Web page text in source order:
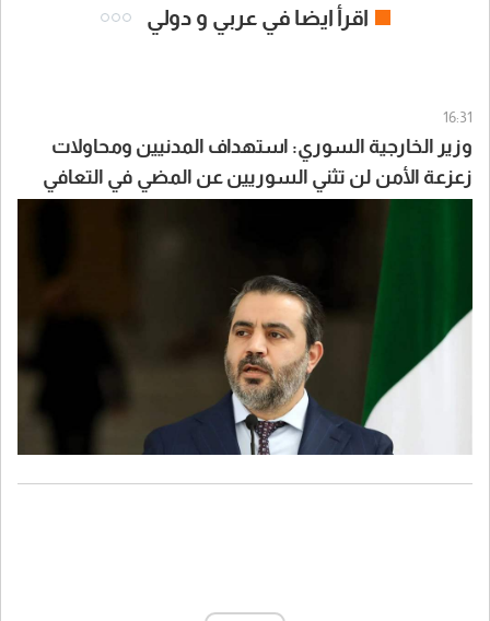
اقرأ ايضا في عربي و دولي
16:31
وزير الخارجية السوري: استهداف المدنيين ومحاولات
زعزعة الأمن لن تثني السوريين عن المضي في التعافي